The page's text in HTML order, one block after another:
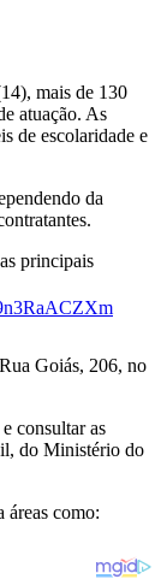
mais de 130
atuação. As
de escolaridade e
da
principais
Goiás, 206, no
consultar as
do Ministério do
áreas como: